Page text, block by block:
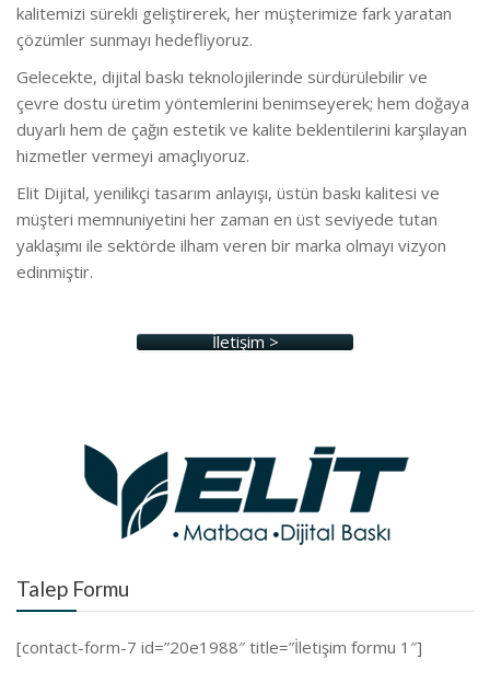
kalitemizi sürekli geliştirerek, her müşterimize fark yaratan
çözümler sunmayı hedefliyoruz.
Gelecekte, dijital baskı teknolojilerinde sürdürülebilir ve
çevre dostu üretim yöntemlerini benimseyerek; hem doğaya
duyarlı hem de çağın estetik ve kalite beklentilerini karşılayan
hizmetler vermeyi amaçlıyoruz.
Elit Dijital, yenilikçi tasarım anlayışı, üstün baskı kalitesi ve
müşteri memnuniyetini her zaman en üst seviyede tutan
yaklaşımı ile sektörde ilham veren bir marka olmayı vizyon
edinmiştir.
İletişim >
Talep Formu
[contact-form-7 id=”20e1988″ title=”İletişim formu 1″]